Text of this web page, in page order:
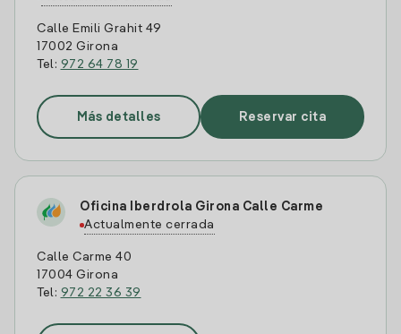
Calle Emili Grahit 49
17002 Girona
Tel: 972 64 78 19
Más detalles Reservar cita
Oficina Iberdrola Girona Calle Carme
Actualmente cerrada
Calle Carme 40
17004 Girona
Tel: 972 22 36 39